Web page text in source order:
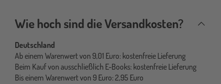
Wie hoch sind die Versandkosten?
Deutschland
Ab einem Warenwert von 9,01 Euro: kostenfreie Lieferung
Beim Kauf von ausschließlich E-Books: kostenfreie Lieferung
Bis einem Warenwert von 9 Euro: 2,95 Euro